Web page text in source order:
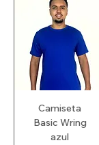
Camiseta
Basic Wring
azul